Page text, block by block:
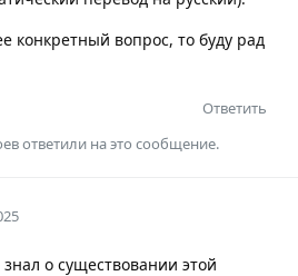
конкретный вопрос, то буду рад
Ответить
ответили на это сообщение.
о существовании этой